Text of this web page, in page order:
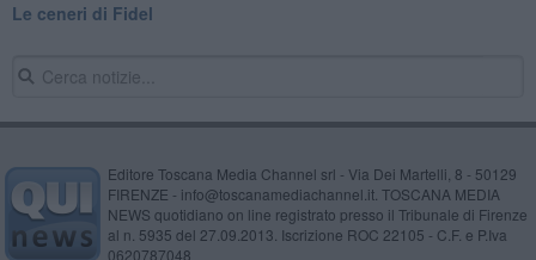
Le ceneri di Fidel
Editore Toscana Media Channel srl - Via Dei Martelli, 8 - 50129
FIRENZE - info@toscanamediachannel.it. TOSCANA MEDIA
NEWS quotidiano on line registrato presso il Tribunale di Firenze
al n. 5935 del 27.09.2013. Iscrizione ROC 22105 - C.F. e P.Iva
0620787048